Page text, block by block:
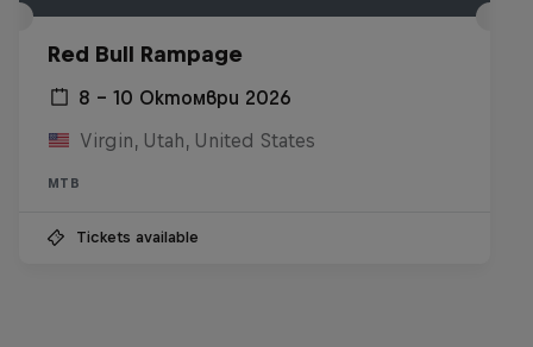
Red Bull Rampage
8 – 10 Октомври 2026
Virgin, Utah, United States
MTB
Tickets available